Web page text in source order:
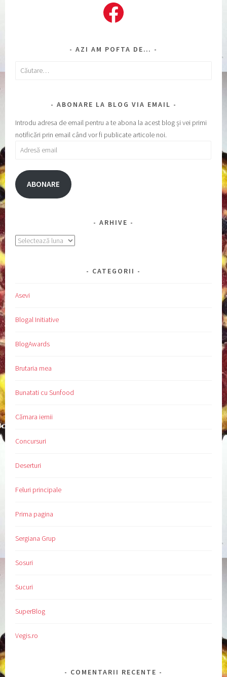
Facebook
AZI AM POFTA DE…
Caută
ABONARE LA BLOG VIA EMAIL
Introdu adresa de email pentru a te abona la acest blog și vei primi
notificări prin email când vor fi publicate articole noi.
Adresă
ABONARE
ARHIVE
Arhive
CATEGORII
Asevi
Blogal Initiative
BlogAwards
Brutaria mea
Bunatati cu Sunfood
Cămara iernii
Concursuri
Deserturi
Feluri principale
Prima pagina
Sergiana Grup
Sosuri
Sucuri
SuperBlog
Vegis.ro
COMENTARII RECENTE